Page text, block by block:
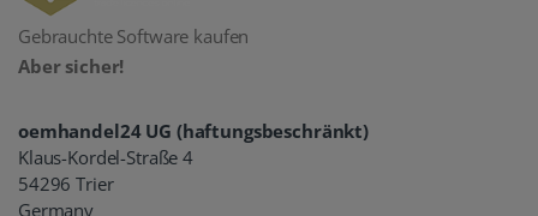
Gebrauchte Software kaufen
Aber sicher!
oemhandel24 UG (haftungsbeschränkt)
Klaus-Kordel-Straße 4
54296 Trier
Germany